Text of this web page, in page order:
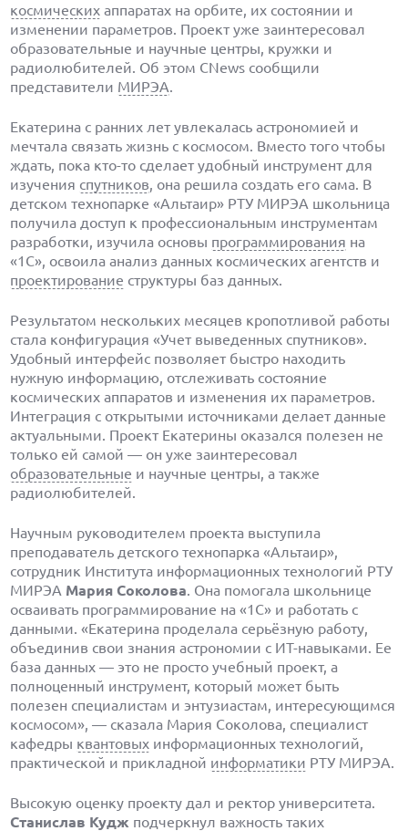
космических аппаратах на орбите, их состоянии и
изменении параметров. Проект уже заинтересовал
образовательные и научные центры, кружки и
радиолюбителей. Об этом CNews сообщили
представители МИРЭА.
Екатерина с ранних лет увлекалась астрономией и
мечтала связать жизнь с космосом. Вместо того чтобы
ждать, пока кто-то сделает удобный инструмент для
изучения спутников, она решила создать его сама. В
детском технопарке «Альтаир» РТУ МИРЭА школьница
получила доступ к профессиональным инструментам
разработки, изучила основы программирования на
«1С», освоила анализ данных космических агентств и
проектирование структуры баз данных.
Результатом нескольких месяцев кропотливой работы
стала конфигурация «Учет выведенных спутников».
Удобный интерфейс позволяет быстро находить
нужную информацию, отслеживать состояние
космических аппаратов и изменения их параметров.
Интеграция с открытыми источниками делает данные
актуальными. Проект Екатерины оказался полезен не
только ей самой — он уже заинтересовал
образовательные и научные центры, а также
радиолюбителей.
Научным руководителем проекта выступила
преподаватель детского технопарка «Альтаир»,
сотрудник Института информационных технологий РТУ
МИРЭА Мария Соколова. Она помогала школьнице
осваивать программирование на «1С» и работать с
данными. «Екатерина проделала серьёзную работу,
объединив свои знания астрономии с ИT-навыками. Ее
база данных — это не просто учебный проект, а
полноценный инструмент, который может быть
полезен специалистам и энтузиастам, интересующимся
космосом», — сказала Мария Соколова, специалист
кафедры квантовых информационных технологий,
практической и прикладной информатики РТУ МИРЭА.
Высокую оценку проекту дал и ректор университета.
Станислав Кудж подчеркнул важность таких